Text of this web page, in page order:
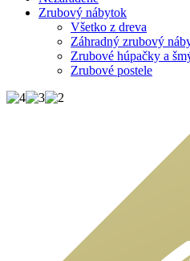
Zrubový nábytok
Všetko z dreva
Záhradný zrubový
Zrubové húpačky a
Zrubové postele